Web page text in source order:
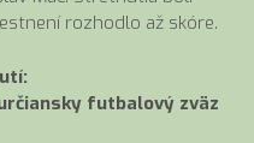
rozhodlo až skóre.
futbalový zväz